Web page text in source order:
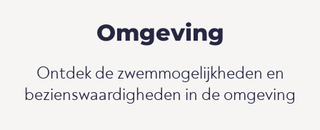
Omgeving
Ontdek de zwemmogelijkheden en
bezienswaardigheden in de omgeving